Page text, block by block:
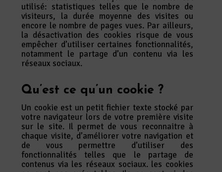
utilisé: statistiques telles que le nombre de
visiteurs, la durée moyenne des visites ou
encore le nombre de pages vues. Par ailleurs,
la désactivation des cookies risque de vous
empêcher d’utiliser certaines fonctionnalités,
notamment le partage d’un contenu via les
réseaux sociaux.
Qu’est ce qu’un cookie ?
Un cookie est un petit fichier texte stocké par
votre navigateur lors de votre première visite
sur le site. Il permet de vous reconnaitre à
chaque visite, d’améliorer votre navigation et
de vous permettre d’utiliser des
fonctionnalités telles que le partage de
contenus via les réseaux sociaux. les cookies